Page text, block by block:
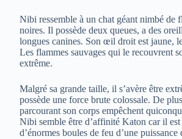
Nibi ressemble à un chat géant nimbé de
noires. Il possède deux queues, a des
longues canines. Son œil droit est jaune,
Les flammes sauvages qui le recouvrent
extrême.
Malgré sa grande taille, il s’avère être
possède une force brute colossale. De
parcourant son corps empêchent
Nibi semble être d’affinité Katon car il est
d’énormes boules de feu d’une puissance